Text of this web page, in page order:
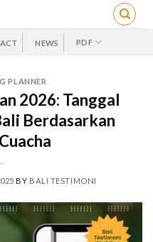
NEWS PDF
PLANNER
2026: Tanggal
Berdasarkan
BY BALI TESTIMONI